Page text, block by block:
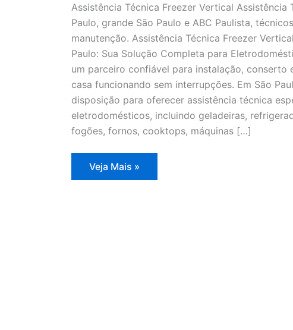
Assistência Técnica Freezer Vertical
Paulo, grande São Paulo e ABC Paulista,
manutenção. Assistência Técnica Freezer
Paulo: Sua Solução Completa para
um parceiro confiável para instalação, conserto
casa funcionando sem interrupções. Em São
disposição para oferecer assistência técnica
eletrodomésticos, incluindo geladeiras,
fogões, fornos, cooktops, máquinas […]
Assistência
Técnica
Veja Mais »